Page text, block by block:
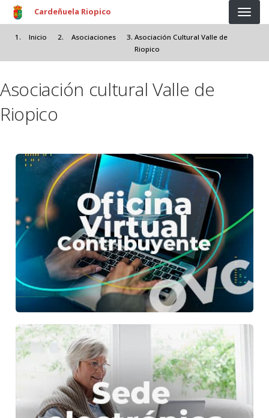
Pasar al contenido principal
Cardeñuela Riopico
Inicio Asociaciones
Asociación Cultural Valle de
Riopico
Asociación cultural Valle de
Riopico